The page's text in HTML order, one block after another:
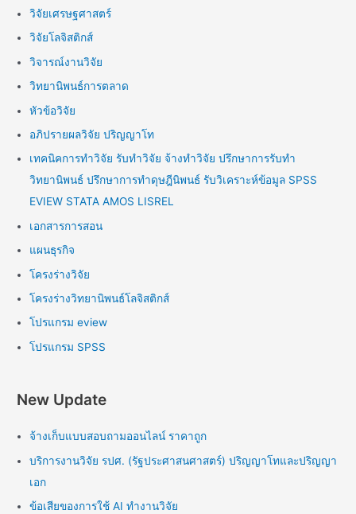
วิจัยเศรษฐศาสตร์
วิจัยโลจิสติกส์
วิจารณ์งานวิจัย
วิทยานิพนธ์การตลาด
หัวข้อวิจัย
อภิปรายผลวิจัย ปริญญาโท
เทคนิคการทำวิจัย รับทำวิจัย จ้างทำวิจัย ปรึกษาการรับทำ
วิทยานิพนธ์ ปรึกษาการทำดุษฎีนิพนธ์ รับวิเคราะห์ข้อมูล SPSS
EVIEW STATA AMOS LISREL
เอกสารการสอน
แผนธุรกิจ
โครงร่างวิจัย
โครงร่างวิทยานิพนธ์โลจิสติกส์
โปรแกรม eview
โปรแกรม SPSS
New Update
จ้างเก็บแบบสอบถามออนไลน์ ราคาถูก
บริการงานวิจัย รปศ. (รัฐประศาสนศาสตร์) ปริญญาโทและปริญญา
เอก
ข้อเสียของการใช้ AI ทำงานวิจัย